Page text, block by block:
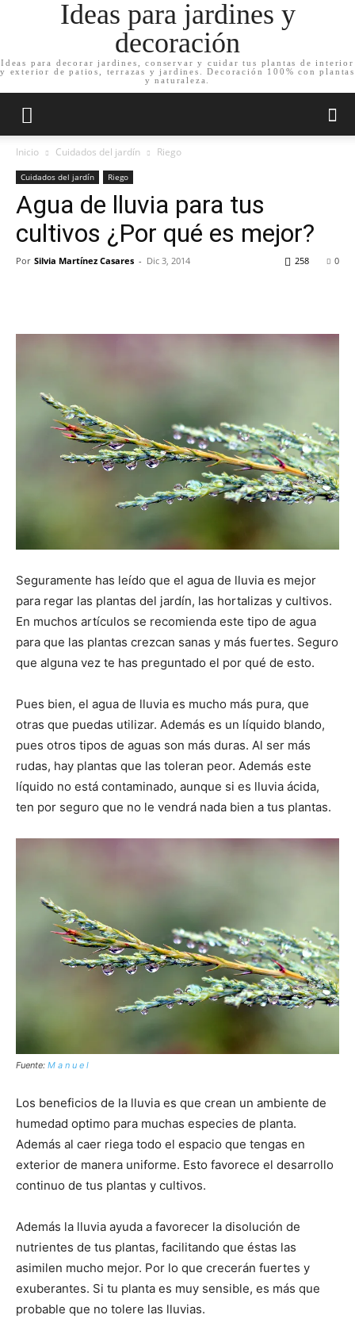
Ideas para jardines y
decoración
Ideas para decorar jardines, conservar y cuidar tus plantas de interior
y exterior de patios, terrazas y jardines. Decoración 100% con plantas
y naturaleza.
Inicio Cuidados del jardín Riego
Cuidados del jardín Riego
Agua de lluvia para tus
cultivos ¿Por qué es mejor?
Por Silvia Martínez Casares - Dic 3, 2014 0
258
Seguramente has leído que el agua de lluvia es mejor
para regar las plantas del jardín, las hortalizas y cultivos.
En muchos artículos se recomienda este tipo de agua
para que las plantas crezcan sanas y más fuertes. Seguro
que alguna vez te has preguntado el por qué de esto.
Pues bien, el agua de lluvia es mucho más pura, que
otras que puedas utilizar. Además es un líquido blando,
pues otros tipos de aguas son más duras. Al ser más
rudas, hay plantas que las toleran peor. Además este
líquido no está contaminado, aunque si es lluvia ácida,
ten por seguro que no le vendrá nada bien a tus plantas.
Fuente: M a n u e l
Los beneficios de la lluvia es que crean un ambiente de
humedad optimo para muchas especies de planta.
Además al caer riega todo el espacio que tengas en
exterior de manera uniforme. Esto favorece el desarrollo
continuo de tus plantas y cultivos.
Además la lluvia ayuda a favorecer la disolución de
nutrientes de tus plantas, facilitando que éstas las
asimilen mucho mejor. Por lo que crecerán fuertes y
exuberantes. Si tu planta es muy sensible, es más que
probable que no tolere las lluvias.